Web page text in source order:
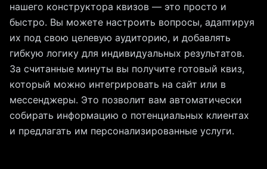
нашего конструктора квизов — это просто и
быстро. Вы можете настроить вопросы, адаптируя
их под свою целевую аудиторию, и добавлять
гибкую логику для индивидуальных результатов.
За считанные минуты вы получите готовый квиз,
который можно интегрировать на сайт или в
мессенджеры. Это позволит вам автоматически
собирать информацию о потенциальных клиентах
и предлагать им персонализированные услуги.